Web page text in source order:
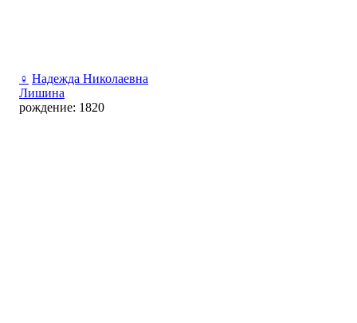
♀ Надежда Николаевна
Лишина
рождение: 1820